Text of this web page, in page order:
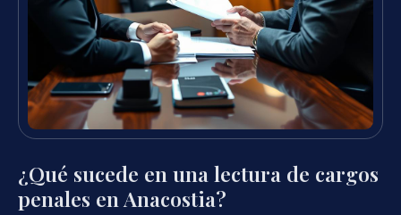
¿Qué sucede en una lectura de cargos
penales en Anacostia?